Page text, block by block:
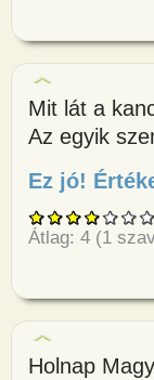
Mit lát a
Az egyik
Ez jó!
Átlag: 4 (1
Holnap